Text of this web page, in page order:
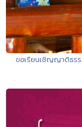
ขอเรียนเชิญญาติธร